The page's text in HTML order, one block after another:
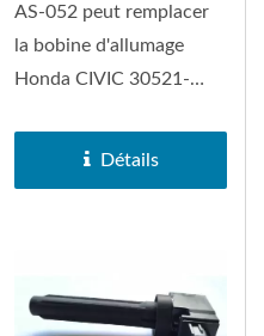
AS-052 peut remplacer
la bobine d'allumage
Honda CIVIC 30521-
Détails